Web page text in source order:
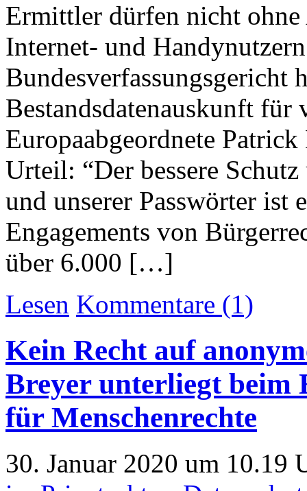
Ermittler dürfen nicht
Internet- und
Bundesverfassungsgericht
Bestandsdatenauskunft
Europaabgeordnete
Urteil: “Der bessere
und unserer Passwörter ist
Engagements von
über 6.000 […]
Lesen Kommentare (1)
Kein Recht auf
Breyer unterliegt beim
für Menschenrechte
30. Januar 2020 um 10.19